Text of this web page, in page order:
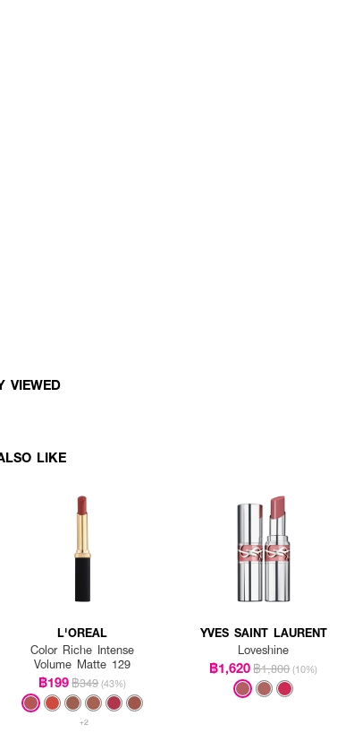
VIEWED
LIKE
L'OREAL
Color Riche Intense
Volume Matte 129
฿199฿349 (43%)
+2
YVES SAINT LAURENT
Loveshine
฿1,620฿1,800 (10%)